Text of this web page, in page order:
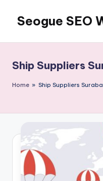
content
Seogue SEO
Master
Ahli
dan
Terbaik
Bergaransi
Ship Suppliers
Home » Ship Suppliers